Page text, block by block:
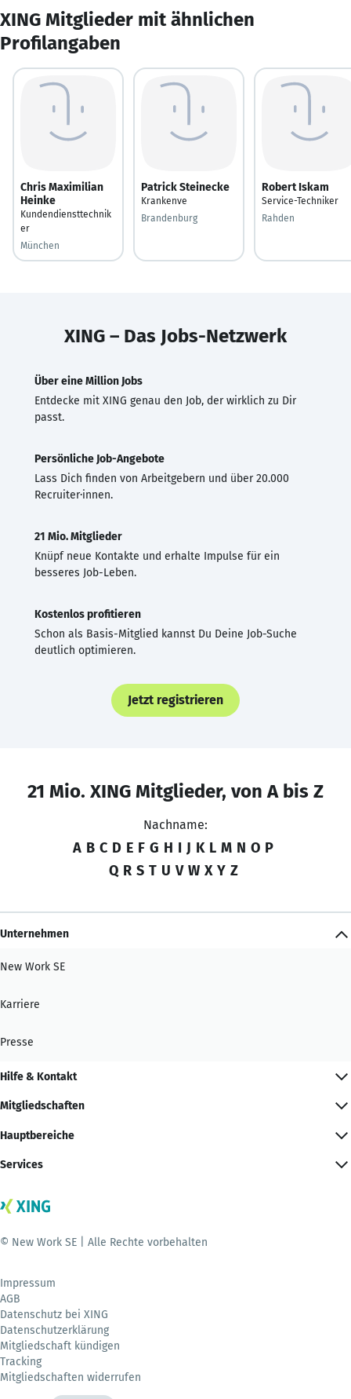
XING Mitglieder mit ähnlichen
Profilangaben
Chris Maximilian
Heinke
Kundendiensttechnik
er
München
Patrick Steinecke
Krankenve
Brandenburg
Robert Iskam
Service-Techniker
Rahden
XING – Das Jobs-Netzwerk
Über eine Million Jobs
Entdecke mit XING genau den Job, der wirklich zu Dir
passt.
Persönliche Job-Angebote
Lass Dich finden von Arbeitgebern und über 20.000
Recruiter·innen.
21 Mio. Mitglieder
Knüpf neue Kontakte und erhalte Impulse für ein
besseres Job-Leben.
Kostenlos profitieren
Schon als Basis-Mitglied kannst Du Deine Job-Suche
deutlich optimieren.
Jetzt registrieren
21 Mio. XING Mitglieder, von A bis Z
Nachname:
A B C D E F G H I J K L M N O P
Q R S T U V W X Y Z
Unternehmen
New Work SE
Karriere
Presse
Hilfe & Kontakt
Mitgliedschaften
Hauptbereiche
Services
© New Work SE | Alle Rechte vorbehalten
Impressum
AGB
Datenschutz bei XING
Datenschutzerklärung
Mitgliedschaft kündigen
Tracking
Mitgliedschaften widerrufen